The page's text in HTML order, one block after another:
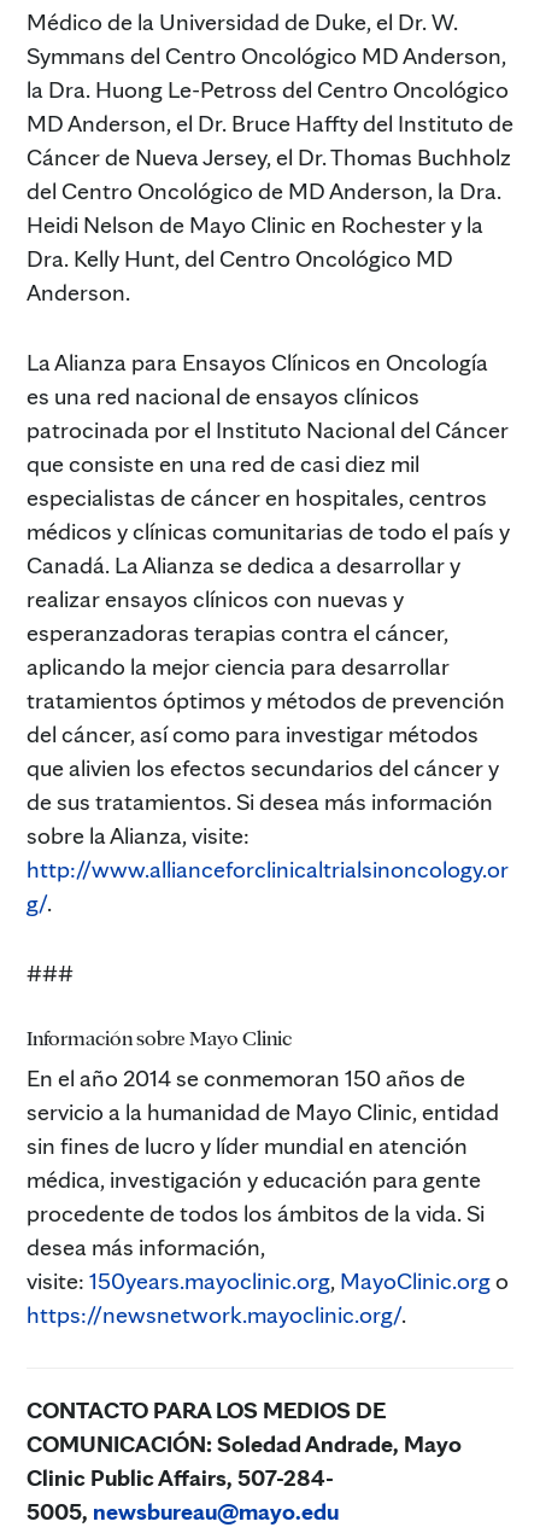
Médico de la Universidad de Duke, el Dr. W.
Symmans del Centro Oncológico MD Anderson,
la Dra. Huong Le-Petross del Centro Oncológico
MD Anderson, el Dr. Bruce Haffty del Instituto de
Cáncer de Nueva Jersey, el Dr. Thomas Buchholz
del Centro Oncológico de MD Anderson, la Dra.
Heidi Nelson de Mayo Clinic en Rochester y la
Dra. Kelly Hunt, del Centro Oncológico MD
Anderson.
La Alianza para Ensayos Clínicos en Oncología
es una red nacional de ensayos clínicos
patrocinada por el Instituto Nacional del Cáncer
que consiste en una red de casi diez mil
especialistas de cáncer en hospitales, centros
médicos y clínicas comunitarias de todo el país y
Canadá. La Alianza se dedica a desarrollar y
realizar ensayos clínicos con nuevas y
esperanzadoras terapias contra el cáncer,
aplicando la mejor ciencia para desarrollar
tratamientos óptimos y métodos de prevención
del cáncer, así como para investigar métodos
que alivien los efectos secundarios del cáncer y
de sus tratamientos. Si desea más información
sobre la Alianza, visite:
http://www.allianceforclinicaltrialsinoncology.or
g/.
###
Información sobre Mayo Clinic
En el año 2014 se conmemoran 150 años de
servicio a la humanidad de Mayo Clinic, entidad
sin fines de lucro y líder mundial en atención
médica, investigación y educación para gente
procedente de todos los ámbitos de la vida. Si
desea más información,
visite: 150years.mayoclinic.org, MayoClinic.orgo
https://newsnetwork.mayoclinic.org/.
CONTACTO PARA LOS MEDIOS DE
COMUNICACIÓN: Soledad Andrade, Mayo
Clinic Public Affairs, 507-284-
5005, newsbureau@mayo.edu